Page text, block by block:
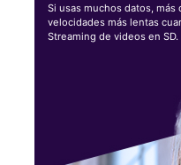
Si usas muchos datos,
velocidades más lentas
Streaming de videos en SD.